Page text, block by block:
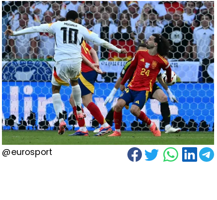
@eurosport